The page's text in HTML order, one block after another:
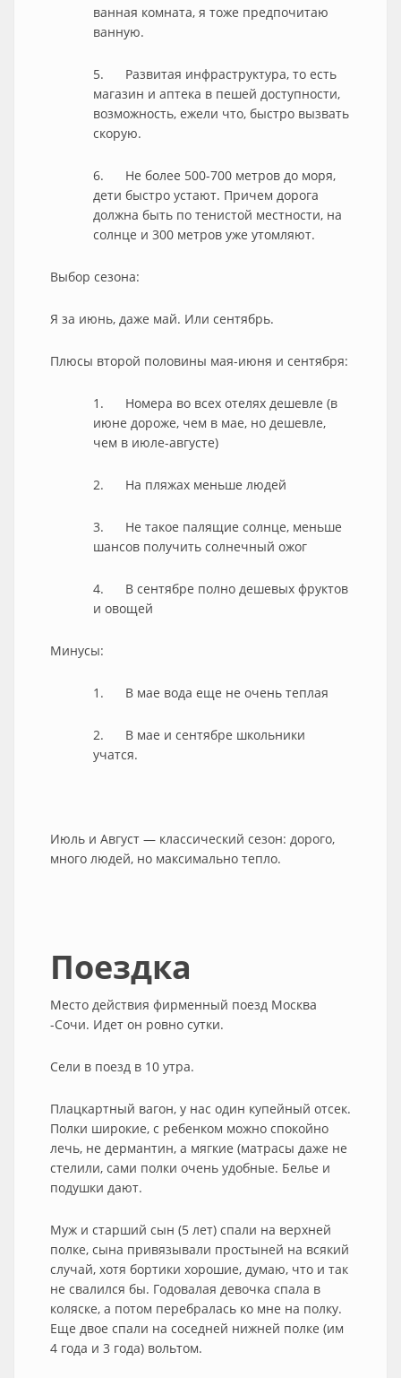
ванная комната, я тоже предпочитаю
ванную.
5. Развитая инфраструктура, то есть
магазин и аптека в пешей доступности,
возможность, ежели что, быстро вызвать
скорую.
6. Не более 500-700 метров до моря,
дети быстро устают. Причем дорога
должна быть по тенистой местности, на
солнце и 300 метров уже утомляют.
Выбор сезона:
Я за июнь, даже май. Или сентябрь.
Плюсы второй половины мая-июня и сентября:
1. Номера во всех отелях дешевле (в
июне дороже, чем в мае, но дешевле,
чем в июле-августе)
2. На пляжах меньше людей
3. Не такое палящие солнце, меньше
шансов получить солнечный ожог
4. В сентябре полно дешевых фруктов
и овощей
Минусы:
1. В мае вода еще не очень теплая
2. В мае и сентябре школьники
учатся.
Июль и Август — классический сезон: дорого,
много людей, но максимально тепло.
Поездка
Место действия фирменный поезд Москва
-Сочи. Идет он ровно сутки.
Сели в поезд в 10 утра.
Плацкартный вагон, у нас один купейный отсек.
Полки широкие, с ребенком можно спокойно
лечь, не дермантин, а мягкие (матрасы даже не
стелили, сами полки очень удобные. Белье и
подушки дают.
Муж и старший сын (5 лет) спали на верхней
полке, сына привязывали простыней на всякий
случай, хотя бортики хорошие, думаю, что и так
не свалился бы. Годовалая девочка спала в
коляске, а потом перебралась ко мне на полку.
Еще двое спали на соседней нижней полке (им
4 года и 3 года) вольтом.